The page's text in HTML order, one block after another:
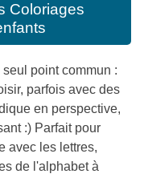
Coloriages
point commun :
parfois avec des
en perspective,
:) Parfait pour
avec les lettres,
de l'alphabet à